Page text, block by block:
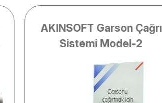
AKINSOFT Garson Çağrı
Sistemi Model-2